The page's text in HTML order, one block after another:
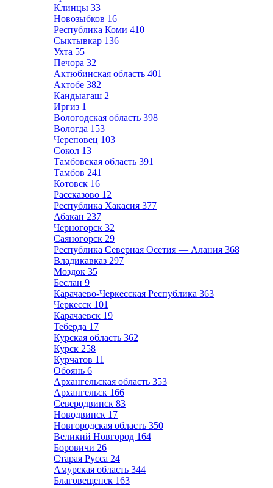
Клинцы 33
Новозыбков 16
Республика Коми 410
Сыктывкар 136
Ухта 55
Печора 32
Актюбинская область 401
Актобе 382
Кандыагаш 2
Иргиз 1
Вологодская область 398
Вологда 153
Череповец 103
Сокол 13
Тамбовская область 391
Тамбов 241
Котовск 16
Рассказово 12
Республика Хакасия 377
Абакан 237
Черногорск 32
Саяногорск 29
Республика Северная Осетия — Алания 368
Владикавказ 297
Моздок 35
Беслан 9
Карачаево-Черкесская Республика 363
Черкесск 101
Карачаевск 19
Теберда 17
Курская область 362
Курск 258
Курчатов 11
Обоянь 6
Архангельская область 353
Архангельск 166
Северодвинск 83
Новодвинск 17
Новгородская область 350
Великий Новгород 164
Боровичи 26
Старая Русса 24
Амурская область 344
Благовещенск 163